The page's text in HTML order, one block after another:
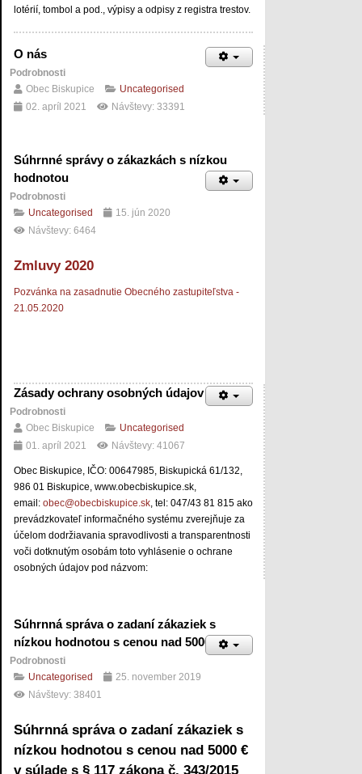
lotérií, tombol a pod., výpisy a odpisy z registra trestov.
O nás
Podrobnosti
Obec Biskupice
Uncategorised
02. apríl 2021
Návštevy: 33391
Súhrnné správy o zákazkách s nízkou
hodnotou
Podrobnosti
Uncategorised
15. jún 2020
Návštevy: 6464
Zmluvy 2020
Pozvánka na zasadnutie Obecného zastupiteľstva -
21.05.2020
Zásady ochrany osobných údajov
Podrobnosti
Obec Biskupice
Uncategorised
01. apríl 2021
Návštevy: 41067
Obec Biskupice, IČO: 00647985, Biskupická 61/132,
986 01 Biskupice, www.obecbiskupice.sk,
email: obec@obecbiskupice.sk, tel: 047/43 81 815 ako
prevádzkovateľ informačného systému zverejňuje za
účelom dodržiavania spravodlivosti a transparentnosti
voči dotknutým osobám toto vyhlásenie o ochrane
osobných údajov pod názvom:
Súhrnná správa o zadaní zákaziek s
nízkou hodnotou s cenou nad 5000 €
Podrobnosti
Uncategorised
25. november 2019
Návštevy: 38401
Súhrnná správa o zadaní zákaziek s
nízkou hodnotou s cenou nad 5000 €
v súlade s § 117 zákona č. 343/2015